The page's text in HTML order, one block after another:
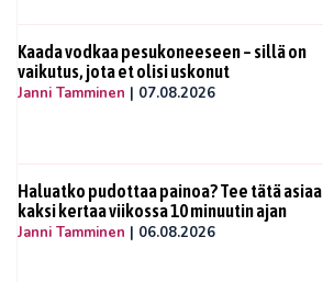
Kaada vodkaa pesukoneeseen – sillä on
vaikutus, jota et olisi uskonut
Janni Tamminen | 07.08.2026
Haluatko pudottaa painoa? Tee tätä asiaa
kaksi kertaa viikossa 10 minuutin ajan
Janni Tamminen | 06.08.2026